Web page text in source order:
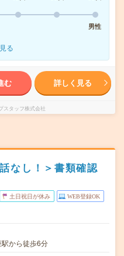
男性
る
む 詳しく見る
スタッフ株式会社
なし！＞書類確認
土日祝日が休み WEB登録OK
から徒歩6分